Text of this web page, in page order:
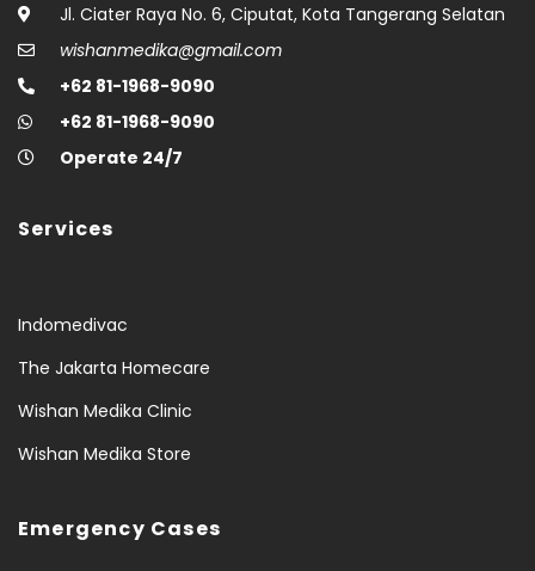
Jl. Ciater Raya No. 6, Ciputat, Kota Tangerang Selatan
wishanmedika@gmail.com
+62 81-1968-9090
+62 81-1968-9090
Operate 24/7
Services
Indomedivac
The Jakarta Homecare
Wishan Medika Clinic
Wishan Medika Store
Emergency Cases